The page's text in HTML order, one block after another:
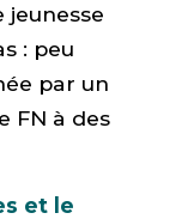
jeunesse
: peu
par un
FN à des
et le